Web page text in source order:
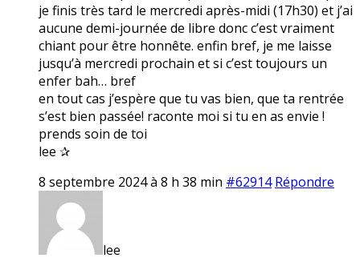
je finis très tard le mercredi après-midi (17h30) et j’ai
aucune demi-journée de libre donc c’est vraiment
chiant pour être honnête. enfin bref, je me laisse
jusqu’à mercredi prochain et si c’est toujours un
enfer bah… bref
en tout cas j’espère que tu vas bien, que ta rentrée
s’est bien passée! raconte moi si tu en as envie !
prends soin de toi
lee ✰
8 septembre 2024 à 8 h 38 min #62914 Répondre
lee